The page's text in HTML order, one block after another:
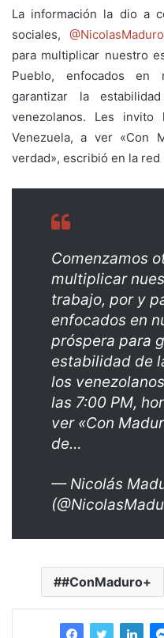
La información la dio a
sociales,
para multiplicar nuestro
Pueblo, enfocados en
garantizar la
venezolanos. Les
Venezuela, a ver «Con
verdad», escribió en la red
Comenzamos
multiplicar
trabajo, por y
enfocados en
próspera para
estabilidad de
los
las 7:00 PM,
ver «Con
de…
— Nicolás
#ConMaduro+